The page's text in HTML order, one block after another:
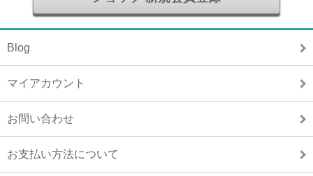
Blog
マイアカウント
お問い合わせ
お支払い方法について